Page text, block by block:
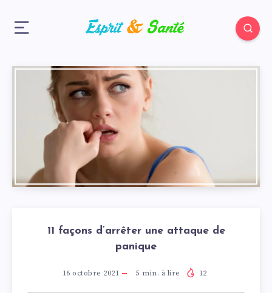
11 façons d’arrêter une attaque de
panique
16 octobre 2021 5 min. à lire 12